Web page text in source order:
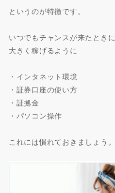
というのが特徴です。
いつでもチャンスが来たときに
大きく稼げるように
・インタネット環境
・証券口座の使い方
・証拠金
・パソコン操作
これには慣れておきましょう。